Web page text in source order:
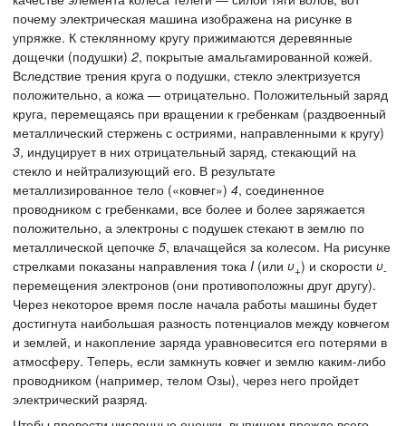
почему электрическая машина изображена на рисунке в
упряжке. К стеклянному кругу прижимаются деревянные
дощечки (подушки) 2, покрытые амальгамированной кожей.
Вследствие трения круга о подушки, стекло электризуется
положительно, а кожа — отрицательно. Положительный заряд
круга, перемещаясь при вращении к гребенкам (раздвоенный
металлический стержень с остриями, направленными к кругу)
3, индуцирует в них отрицательный заряд, стекающий на
стекло и нейтрализующий его. В результате
металлизированное тело («ковчег») 4, соединенное
проводником с гребенками, все более и более заряжается
положительно, а электроны с подушек стекают в землю по
металлической цепочке 5, влачащейся за колесом. На рисунке
стрелками показаны направления тока I (или υ+) и скорости υ-
перемещения электронов (они противоположны друг другу).
Через некоторое время после начала работы машины будет
достигнута наибольшая разность потенциалов между ковчегом
и землей, и накопление заряда уравновесится его потерями в
атмосферу. Теперь, если замкнуть ковчег и землю каким-либо
проводником (например, телом Озы), через него пройдет
электрический разряд.